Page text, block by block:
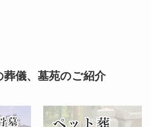
葬儀、墓苑のご紹介